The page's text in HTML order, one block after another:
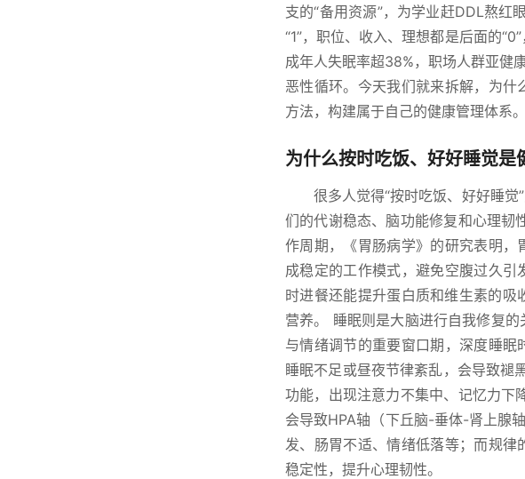
支的“备用资源”，为学业赶DDL熬红
“1”，职位、收入、理想都是后面的
成年人失眠率超38%，职场人群亚健
恶性循环。今天我们就来拆解，为
方法，构建属于自己的健康管理体系。
为什么按时吃饭、好好睡觉是
很多人觉得“按时吃饭、好好睡
们的代谢稳态、脑功能修复和心理韧
作周期，《胃肠病学》的研究表明
成稳定的工作模式，避免空腹过久
时进餐还能提升蛋白质和维生素的
营养。 睡眠则是大脑进行自我修复
与情绪调节的重要窗口期，深度睡
睡眠不足或昼夜节律紊乱，会导致褪
功能，出现注意力不集中、记忆力下
会导致HPA轴（下丘脑-垂体-肾上腺
发、肠胃不适、情绪低落等；而规
稳定性，提升心理韧性。